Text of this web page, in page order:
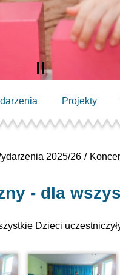
Projekty
2025/26
- dla
Dzieci